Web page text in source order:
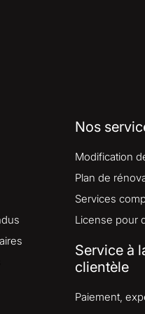
Nos
Modification
Plan de
Services
License pour
Service à
clientèle
Paiement,